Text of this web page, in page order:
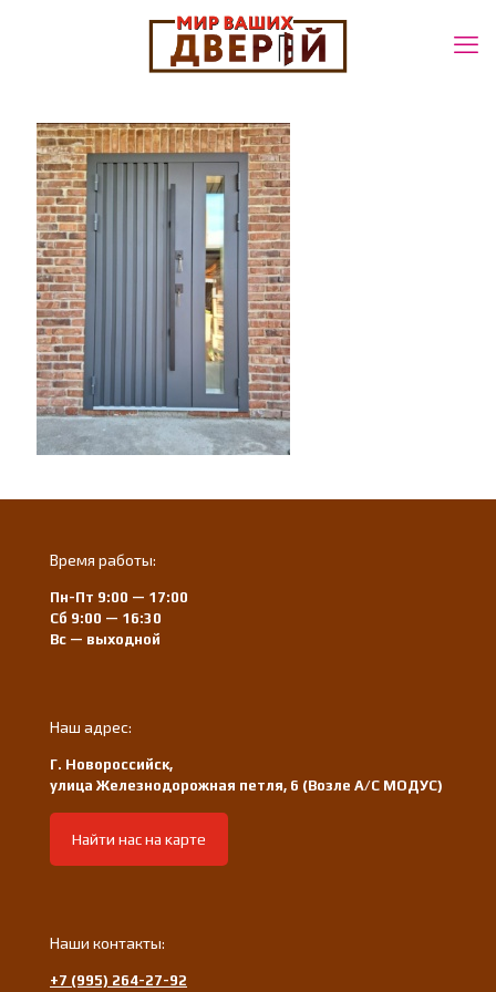
Время работы:
Пн-Пт 9:00 — 17:00
Сб 9:00 — 16:30
Вс — выходной
Наш адрес:
Г. Новороссийск,
улица Железнодорожная петля, 6 (Возле А/С МОДУС)
Найти нас на карте
Наши контакты:
+7 (995) 264-27-92